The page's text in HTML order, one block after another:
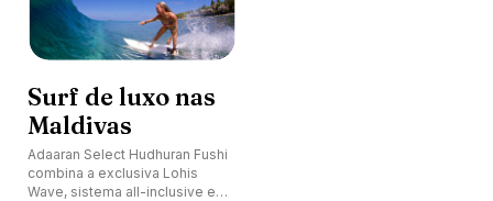
Surf de luxo nas
Maldivas
Adaaran Select Hudhuran Fushi
combina a exclusiva Lohis
Wave, sistema all-inclusive e